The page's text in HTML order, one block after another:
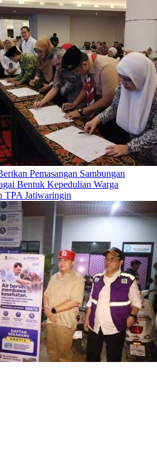
Pemasangan Sambungan
Bentuk Kepedulian Warga
TPA Jatiwaringin